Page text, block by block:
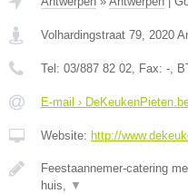
Volhardingstraat 79, 2020
Tel: 03/887 82 02, Fax: -,
E-mail ›
Website: http://
Feestaannemer-catering
huis, ▼